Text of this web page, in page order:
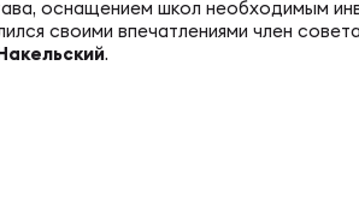
Всероссийские
Новичку
оснащением школ необходимым
своими впечатлениями член
.